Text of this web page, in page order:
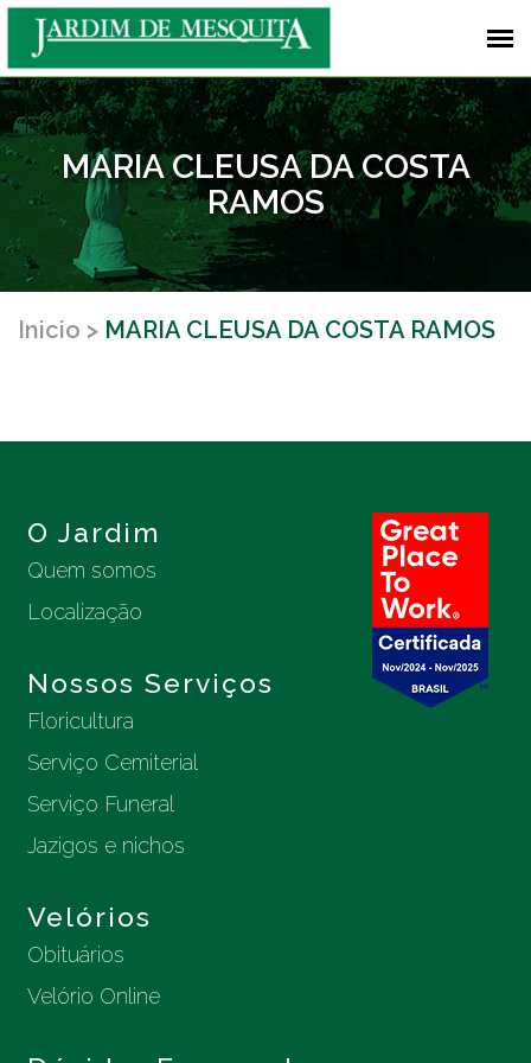
MARIA CLEUSA DA COSTA
RAMOS
Inicio MARIA CLEUSA DA COSTA RAMOS
O Jardim
Quem somos
Localização
Nossos Serviços
Floricultura
Serviço Cemiterial
Serviço Funeral
Jazigos e nichos
Velórios
Obituários
Velório Online